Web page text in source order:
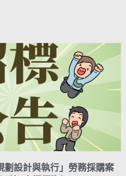
劃設計與執行」勞務採購案